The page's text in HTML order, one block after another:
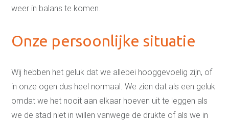
weer in balans te komen.
Onze persoonlijke situatie
Wij hebben het geluk dat we allebei hooggevoelig zijn, of
in onze ogen dus heel normaal. We zien dat als een geluk
omdat we het nooit aan elkaar hoeven uit te leggen als
we de stad niet in willen vanwege de drukte of als we in